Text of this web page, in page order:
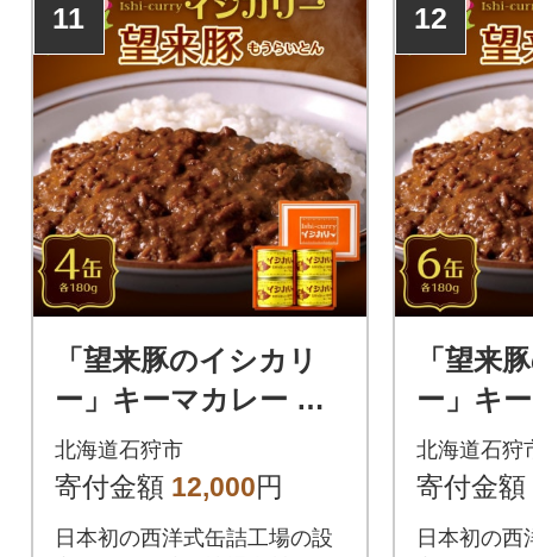
11
「望来豚のイシカリ
ー」キーマカレー 缶
詰 4缶セット ブラ
ンド豚「おいしい も
北海道石狩市
寄付金額 12,000円
日本初の西洋式缶詰工場の設
12
「望来
ー」キ
詰 6缶
ンド豚
北海道石狩
寄付金額
日本初の西